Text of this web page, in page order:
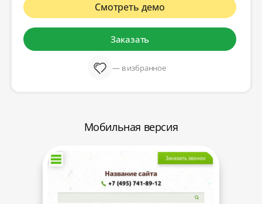
Смотреть демо
Заказать
— в избранное
Мобильная версия